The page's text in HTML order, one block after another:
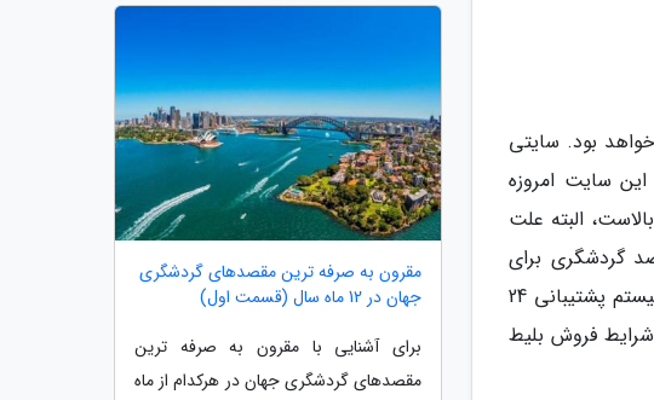
بود. سایتی
سایت امروزه
البته علت
گردشگری برای
سفرهای فشرده معرفی خواهد شد و برترین بانک اطلاعاتی برای آنالیز موقعیت مقصد گردشگری است. سیستم پشتیبانی 24
فروش بلیط
مقرون به صرفه ترین مقصدهای گردشگری
جهان در 12 ماه سال (قسمت اول)
برای آشنایی با مقرون به صرفه ترین
مقصدهای گردشگری جهان در هرکدام از ماه